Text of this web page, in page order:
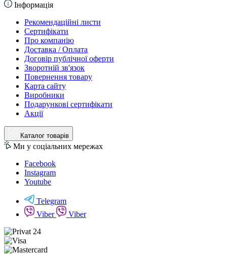
Інформація
Рекомендаційні листи
Сертифікати
Про компанію
Доставка / Оплата
Договір публічної оферти
Зворотній зв'язок
Повернення товару
Карта сайту
Виробники
Подарункові сертифікати
Акції
Каталог товарів
Ми у соціальних мережах
Facebook
Instagram
Youtube
Telegram
Viber
Viber